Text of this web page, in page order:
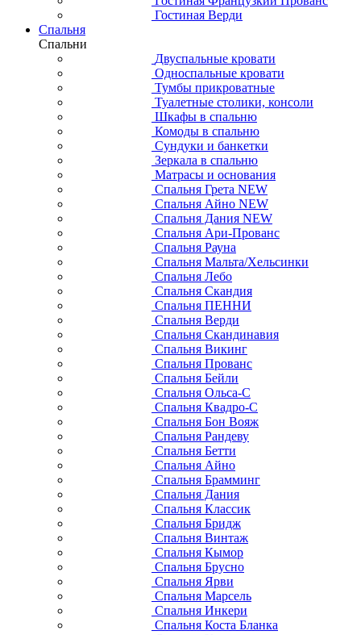
Гостиная Верди
Спальня
Спальни
Двуспальные кровати
Односпальные кровати
Тумбы прикроватные
Туалетные столики, консоли
Шкафы в спальню
Комоды в спальню
Сундуки и банкетки
Зеркала в спальню
Матрасы и основания
Спальня Грета NEW
Спальня Айно NEW
Спальня Дания NEW
Спальня Ари-Прованс
Спальня Рауна
Спальня Мальта/Хельсинки
Спальня Лебо
Спальня Скандия
Спальня ПЕННИ
Спальня Верди
Спальня Скандинавия
Спальня Викинг
Спальня Прованс
Спальня Бейли
Спальня Ольса-С
Спальня Квадро-С
Спальня Бон Вояж
Спальня Рандеву
Спальня Бетти
Спальня Айно
Спальня Брамминг
Спальня Дания
Спальня Классик
Спальня Бридж
Спальня Винтаж
Спальня Кымор
Спальня Брусно
Спальня Ярви
Спальня Марсель
Спальня Инкери
Спальня Коста Бланка